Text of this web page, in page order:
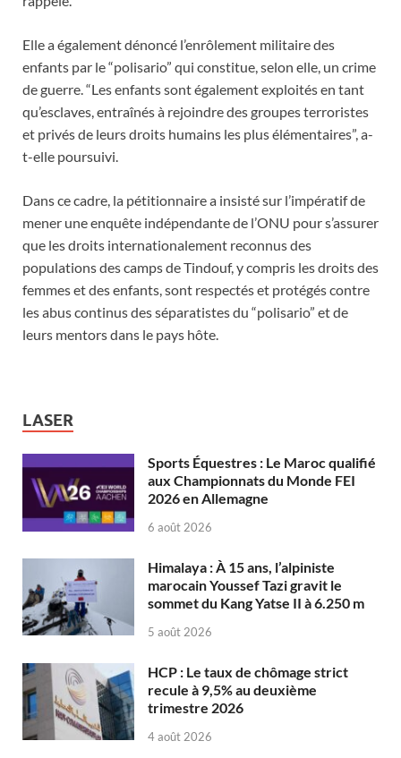
Elle a également dénoncé l’enrôlement militaire des
enfants par le “polisario” qui constitue, selon elle, un crime
de guerre. “Les enfants sont également exploités en tant
qu’esclaves, entraînés à rejoindre des groupes terroristes
et privés de leurs droits humains les plus élémentaires”, a-
t-elle poursuivi.
Dans ce cadre, la pétitionnaire a insisté sur l’impératif de
mener une enquête indépendante de l’ONU pour s’assurer
que les droits internationalement reconnus des
populations des camps de Tindouf, y compris les droits des
femmes et des enfants, sont respectés et protégés contre
les abus continus des séparatistes du “polisario” et de
leurs mentors dans le pays hôte.
LASER
Sports Équestres : Le Maroc qualifié
aux Championnats du Monde FEI
2026 en Allemagne
6 août 2026
Himalaya : À 15 ans, l’alpiniste
marocain Youssef Tazi gravit le
sommet du Kang Yatse II à 6.250 m
5 août 2026
HCP : Le taux de chômage strict
recule à 9,5% au deuxième
trimestre 2026
4 août 2026